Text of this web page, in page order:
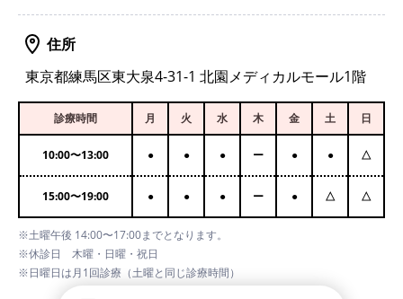
住所
東京都練馬区東大泉4-31-1 北園メディカルモール1階
診療時間 月 火 水 木 金 土 日
10:00〜13:00 ● ● ● ー ● ● △
15:00〜19:00 ● ● ● ー ● △ △
※土曜午後 14:00〜17:00までとなります。
※休診日 木曜・日曜・祝日
※日曜日は月1回診療（土曜と同じ診療時間）